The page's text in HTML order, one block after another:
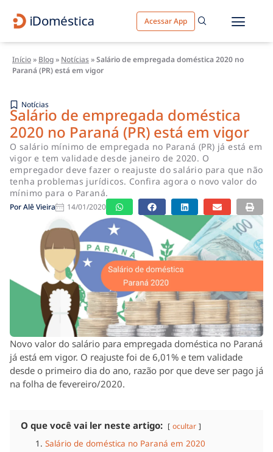
Acessar App
Início» Blog» Notícias»Salário de empregada doméstica 2020 no
Paraná (PR) está em vigor
Notícias
Salário de empregada doméstica
2020 no Paraná (PR) está em vigor
O salário mínimo de empregada no Paraná (PR) já está em
vigor e tem validade desde janeiro de 2020. O
empregador deve fazer o reajuste do salário para que não
tenha problemas jurídicos. Confira agora o novo valor do
mínimo para o Paraná.
PorAlê Vieira 14/01/2020
Novo valor do salário para empregada doméstica no Paraná
já está em vigor. O reajuste foi de 6,01% e tem validade
desde o primeiro dia do ano, razão por que deve ser pago já
na folha de fevereiro/2020.
O que você vai ler neste artigo: ocultar
Salário de doméstica no Paraná em 2020